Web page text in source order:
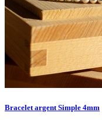
Bracelet argent Simple 4mm